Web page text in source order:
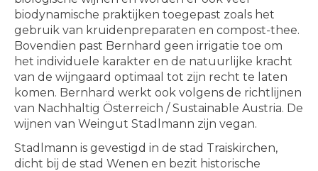
biodynamische praktijken toegepast zoals het
gebruik van kruidenpreparaten en compost-thee.
Bovendien past Bernhard geen irrigatie toe om
het individuele karakter en de natuurlijke kracht
van de wijngaard optimaal tot zijn recht te laten
komen. Bernhard werkt ook volgens de richtlijnen
van Nachhaltig Österreich / Sustainable Austria. De
wijnen van Weingut Stadlmann zijn vegan.
Stadlmann is gevestigd in de stad Traiskirchen,
dicht bij de stad Wenen en bezit historische